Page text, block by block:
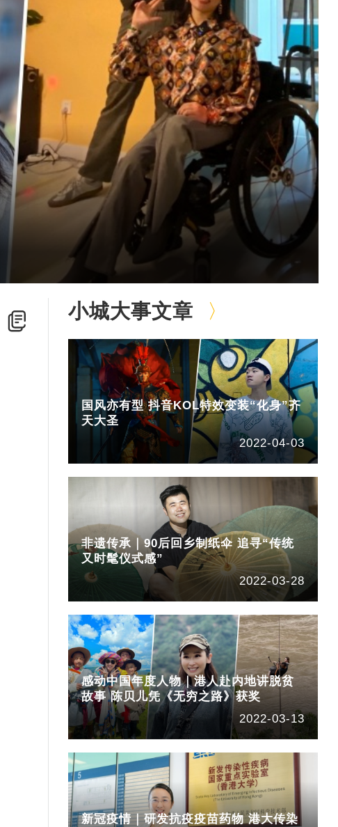
小城大事文章
国风亦有型 抖音KOL特效变装“化身”齐
天大圣
2022-04-03
非遗传承｜90后回乡制纸伞 追寻“传统
又时髦仪式感”
2022-03-28
感动中国年度人物｜港人赴内地讲脱贫
故事 陈贝儿凭《无穷之路》获奖
2022-03-13
新冠疫情｜研发抗疫疫苗药物 港大传染